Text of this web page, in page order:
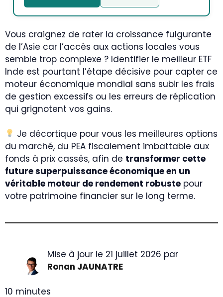
Vous craignez de rater la croissance fulgurante
de l’Asie car l’accès aux actions locales vous
semble trop complexe ? Identifier le meilleur ETF
Inde est pourtant l’étape décisive pour capter ce
moteur économique mondial sans subir les frais
de gestion excessifs ou les erreurs de réplication
qui grignotent vos gains.
Je décortique pour vous les meilleures options
du marché, du PEA fiscalement imbattable aux
fonds à prix cassés, afin de transformer cette
future superpuissance économique en un
véritable moteur de rendement robuste pour
votre patrimoine financier sur le long terme.
Mise à jour le 21 juillet 2026 par
Ronan JAUNATRE
10 minutes